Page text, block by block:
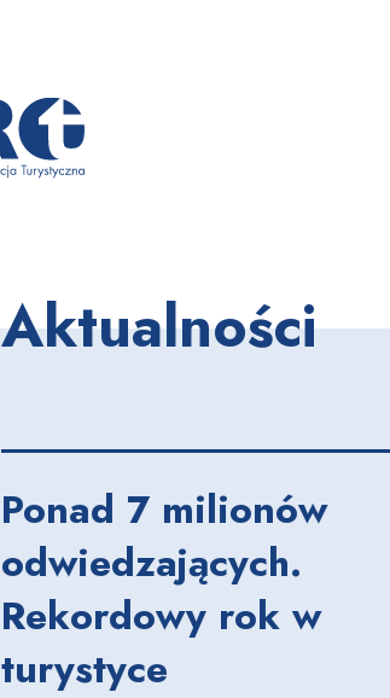
Aktualności
Ponad 7 milionów
odwiedzających.
Rekordowy rok w
turystyce